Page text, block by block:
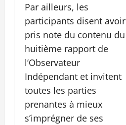
Par ailleurs, les
participants disent avoir
pris note du contenu du
huitième rapport de
l’Observateur
Indépendant et invitent
toutes les parties
prenantes à mieux
s’imprégner de ses